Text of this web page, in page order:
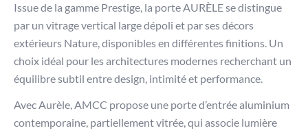
Issue de la gamme Prestige, la porte AURÈLE se distingue
par un vitrage vertical large dépoli et par ses décors
extérieurs Nature, disponibles en différentes finitions. Un
choix idéal pour les architectures modernes recherchant un
équilibre subtil entre design, intimité et performance.
Avec Aurèle, AMCC propose une porte d’entrée aluminium
contemporaine, partiellement vitrée, qui associe lumière